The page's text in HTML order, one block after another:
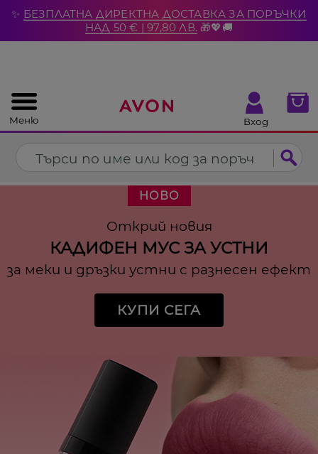
✨ БЕЗПЛАТНА ДИРЕКТНА ДОСТАВКА ЗА ПОРЪЧКИ
НАД 50 € | 97,80 ЛВ. 🎁💖🚚
Меню Вход
НОВО
Открий новия
КАДИФЕН МУС ЗА УСТНИ
за меки и дръзки устни с разнесен ефект
КУПИ СЕГА
Затвори